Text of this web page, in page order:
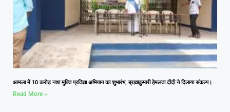
आमला में 10 करोड़ नशा मुक्ति प्रतिज्ञा अभियान का शुभारंभ, ब्रह्माकुमारी हेमलता दीदी ने दिलाया संकल्प।
Read More »